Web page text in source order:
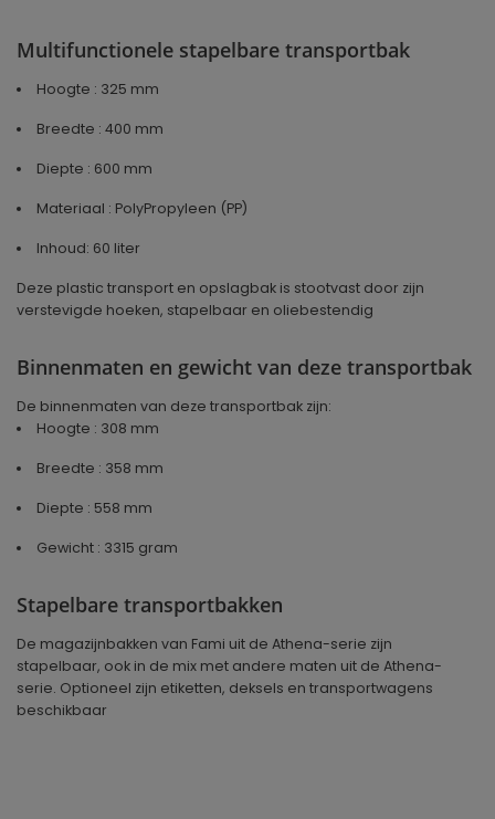
Multifunctionele stapelbare transportbak
Hoogte : 325 mm
Breedte : 400 mm
Diepte : 600 mm
Materiaal : PolyPropyleen (PP)
Inhoud: 60 liter
Deze plastic transport en opslagbak is stootvast door zijn
verstevigde hoeken, stapelbaar en oliebestendig
Binnenmaten en gewicht van deze transportbak
De binnenmaten van deze transportbak zijn:
Hoogte : 308 mm
Breedte : 358 mm
Diepte : 558 mm
Gewicht : 3315 gram
Stapelbare transportbakken
De magazijnbakken van Fami uit de Athena-serie zijn
stapelbaar, ook in de mix met andere maten uit de Athena-
serie. Optioneel zijn etiketten, deksels en transportwagens
beschikbaar